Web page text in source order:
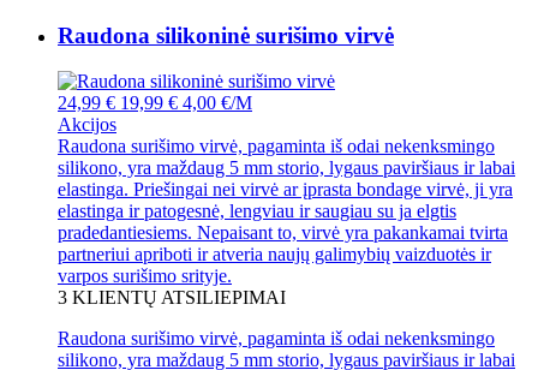
Raudona silikoninė surišimo virvė
24,99 € 19,99 € 4,00 €/M
Akcijos
Raudona surišimo virvė, pagaminta iš odai nekenksmingo
silikono, yra maždaug 5 mm storio, lygaus paviršiaus ir labai
elastinga. Priešingai nei virvė ar įprasta bondage virvė, ji yra
elastinga ir patogesnė, lengviau ir saugiau su ja elgtis
pradedantiesiems. Nepaisant to, virvė yra pakankamai tvirta
partneriui apriboti ir atveria naujų galimybių vaizduotės ir
varpos surišimo srityje.
3 KLIENTŲ ATSILIEPIMAI
Raudona surišimo virvė, pagaminta iš odai nekenksmingo
silikono, yra maždaug 5 mm storio, lygaus paviršiaus ir labai